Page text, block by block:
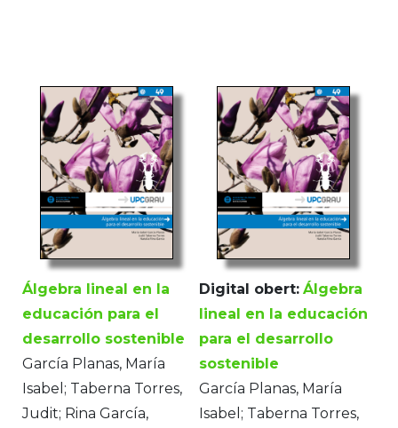
Álgebra lineal en la
educación para el
desarrollo sostenible
García Planas, María
Isabel; Taberna Torres,
Judit; Rina García,
Digital obert: Álgebra
lineal en la educación
para el desarrollo
sostenible
García Planas, María
Isabel; Taberna Torres,